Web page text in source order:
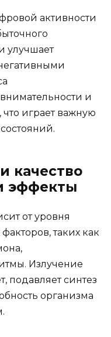
активности
улучшает
и
играет важную
качество
эффекты
от уровня
таких как
Излучение
подавляет синтез
организма